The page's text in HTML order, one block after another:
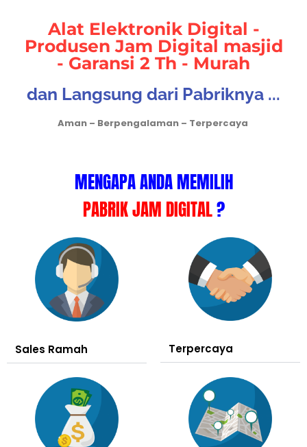
Alat Elektronik Digital -
Produsen Jam Digital masjid
- Garansi 2 Th - Murah
dan Langsung dari Pabriknya ...
Aman – Berpengalaman – Terpercaya
MENGAPA ANDA MEMILIH
PABRIK JAM DIGITAL?
Sales Ramah Terpercaya